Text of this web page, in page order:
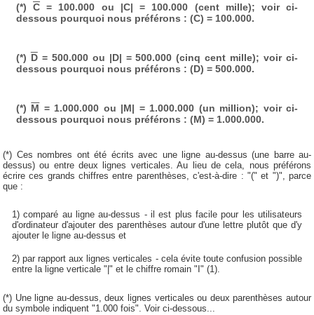
(*)C = 100.000 ou |C| = 100.000 (cent mille); voir ci-
dessous pourquoi nous préférons : (C) = 100.000.
(*) D= 500.000 ou |D| = 500.000 (cinq cent mille); voir ci-
dessous pourquoi nous préférons : (D) = 500.000.
(*) M = 1.000.000 ou |M| = 1.000.000 (un million); voir ci-
dessous pourquoi nous préférons : (M) = 1.000.000.
(*) Ces nombres ont été écrits avec une ligne au-dessus (une barre au-
dessus) ou entre deux lignes verticales. Au lieu de cela, nous préférons
écrire ces grands chiffres entre parenthèses, c'est-à-dire : "(" et ")", parce
que :
1) comparé au ligne au-dessus - il est plus facile pour les utilisateurs
d'ordinateur d'ajouter des parenthèses autour d'une lettre plutôt que d'y
ajouter le ligne au-dessus et
2) par rapport aux lignes verticales - cela évite toute confusion possible
entre la ligne verticale "|" et le chiffre romain "I" (1).
(*) Une ligne au-dessus, deux lignes verticales ou deux parenthèses autour
du symbole indiquent "1.000 fois". Voir ci-dessous...